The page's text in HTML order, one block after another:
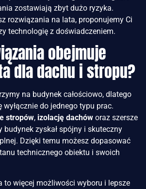
zostawiają zbyt dużo ryzyka.
rozwiązania na lata, proponujemy Ci
technologię z doświadczeniem.
obejmuje
dla dachu i stropu?
na budynek całościowo, dlatego
do jednego typu prac.
stropów, izolację dachów oraz szersze
budynek zyskał spójny i skuteczny
Dzięki temu możesz dopasować
technicznego obiektu i swoich
to więcej możliwości wyboru i lepsze